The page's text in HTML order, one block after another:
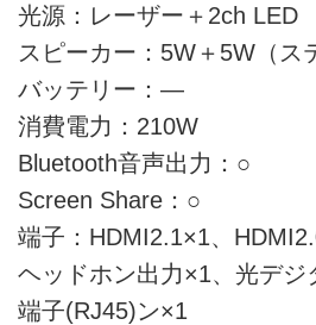
光源：レーザー＋2ch LED
スピーカー：5W＋5W（ス
バッテリー：―
消費電力：210W
Bluetooth音声出力：○
Screen Share：○
端子：HDMI2.1×1、
ヘッドホン出力×1、光デジ
端子(RJ45)ン×1